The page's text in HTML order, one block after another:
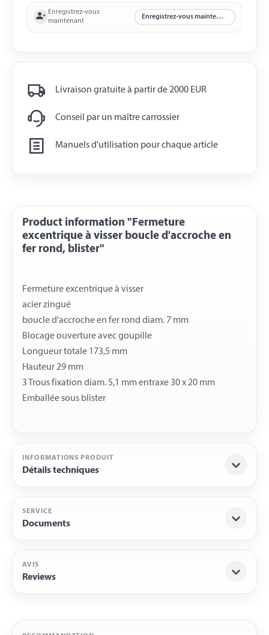
Enregistrez-vous
maintenant
Enregistrez-vous maintenant
Livraison gratuite à partir de 2000 EUR
Conseil par un maître carrossier
Manuels d'utilisation pour chaque article
Product information "Fermeture
excentrique à visser boucle d'accroche en
fer rond, blister"
Fermeture excentrique à visser
acier zingué
boucle d'accroche en fer rond diam. 7 mm
Blocage ouverture avec goupille
Longueur totale 173,5 mm
Hauteur 29 mm
3 Trous fixation diam. 5,1 mm entraxe 30 x 20 mm
INFORMATIONS PRODUIT
Détails techniques
SERVICE
Documents
AVIS
Reviews